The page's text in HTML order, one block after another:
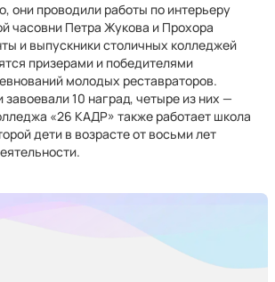
они проводили работы по интерьеру
часовни Петра Жукова и Прохора
и выпускники столичных колледжей
призерами и победителями
молодых реставраторов.
10 наград, четыре из них —
«26 КАДР» также работает школа
дети в возрасте от восьми лет